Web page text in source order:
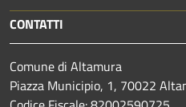
CONTATTI
Comune di Altamura
Piazza Municipio, 1, 70022